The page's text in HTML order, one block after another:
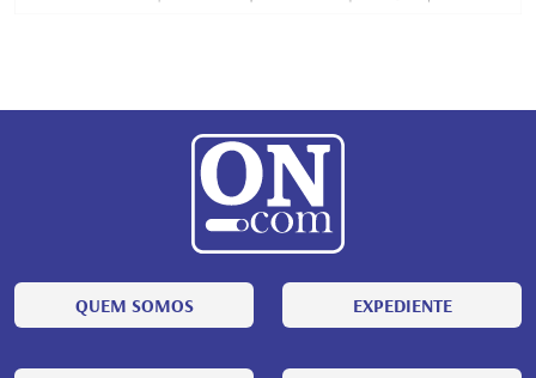
QUEM SOMOS EXPEDIENTE